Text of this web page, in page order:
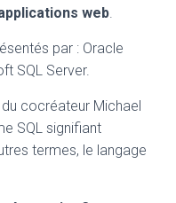
web.
par : Oracle
SQL Server.
cocréateur Michael
SQL signifiant
termes, le langage